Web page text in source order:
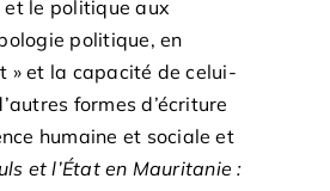
et le politique aux
politique, en
» et la capacité de celui-
formes d’écriture
humaine et sociale et
et l’État en Mauritanie :